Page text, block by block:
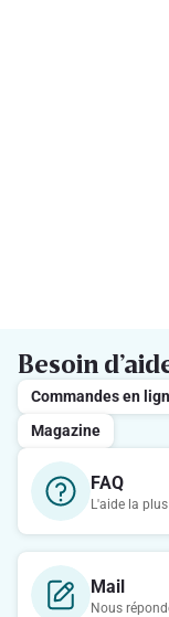
Besoin
Commandes en
Magazine
FAQ
L'aide la
Mail
Nous